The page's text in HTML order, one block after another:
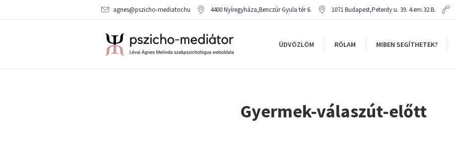
agnes@pszicho-mediator.hu 4400Nyíregyháza,Benczúr Gyula tér 6. 1071Budapest,Peterdy u. 39. 4.em.32.B.
ÜDVÖZLÖM RÓLAM MIBEN SEGÍTHETEK?
Gyermek-válaszút-előtt